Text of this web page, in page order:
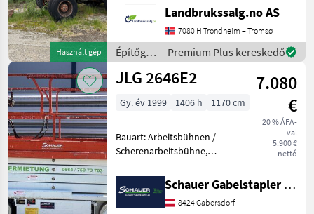
Használt gép
reference number upon
request: 9504 See
en.landbrukssalg.no/9504
for more images Specificati
Landbrukssalg.no AS
7080 H Trondheim – Tromsø
Építőgépek
/ Atlas
Premium Plus kereskedő
JLG 2646E2
7.080
€
20 % ÁFA-
val
5.900 €
nettó
Gy. év 1999 1406 h 1170 cm
Bauart: Arbeitsbühnen /
Scherenarbeitsbühne,
7920mm, Batterie: Trojan
PzS 6V 225Ah Zustand: 60 -
80%, Bereifung vorne:
Schauer Gabelstapler GmbH
8424 Gabersdorf